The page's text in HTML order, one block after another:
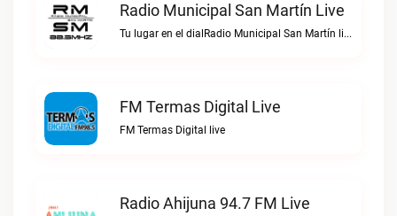
Radio Municipal San Martín Live
Tu lugar en el dialRadio Municipal San Martín live
FM Termas Digital Live
FM Termas Digital live
Radio Ahijuna 94.7 FM Live